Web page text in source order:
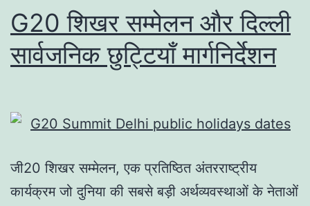
G20 शिखर सम्मेलन और दिल्ली
सार्वजनिक छुट्टियाँ मार्गनिर्देशन
जी20 शिखर सम्मेलन, एक प्रतिष्ठित अंतरराष्ट्रीय
कार्यक्रम जो दुनिया की सबसे बड़ी अर्थव्यवस्थाओं के नेताओं